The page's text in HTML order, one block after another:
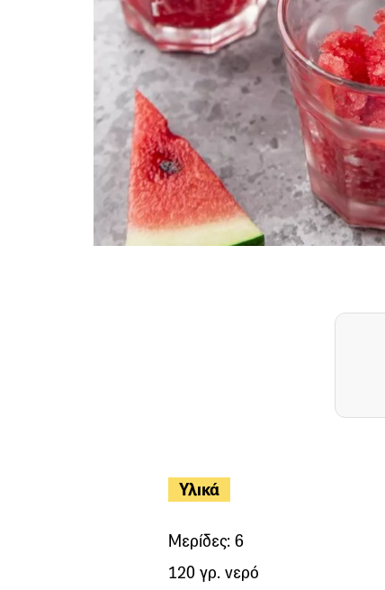
Υλικά
Μερίδες: 6
120 γρ. νερό